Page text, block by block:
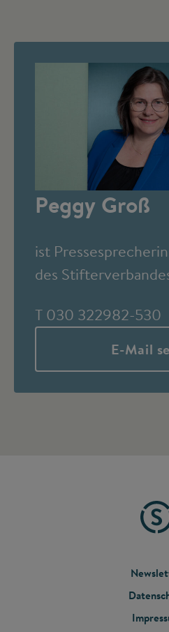
Peggy Groß
ist Pressesprecherin
des
T 030 322982-530
E-Mail
MENU